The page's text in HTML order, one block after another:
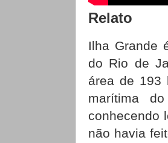
Relato
Ilha Grande
do Rio de
área de 193
marítima
conhecendo
não havia